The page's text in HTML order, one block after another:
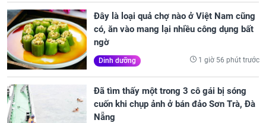
Đây là loại quả chợ nào ở Việt Nam cũng
có, ăn vào mang lại nhiều công dụng bất
ngờ
Dinh dưỡng 1 giờ 56 phút trước
Đã tìm thấy một trong 3 cô gái bị sóng
cuốn khi chụp ảnh ở bán đảo Sơn Trà, Đà
Nẵng